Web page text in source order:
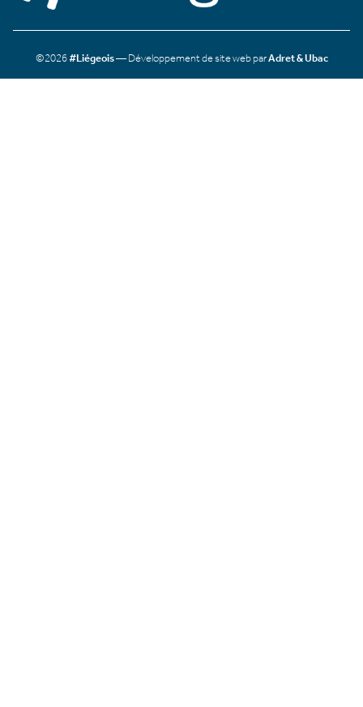
©2026#Liégeois— Développement de site web parAdret & Ubac